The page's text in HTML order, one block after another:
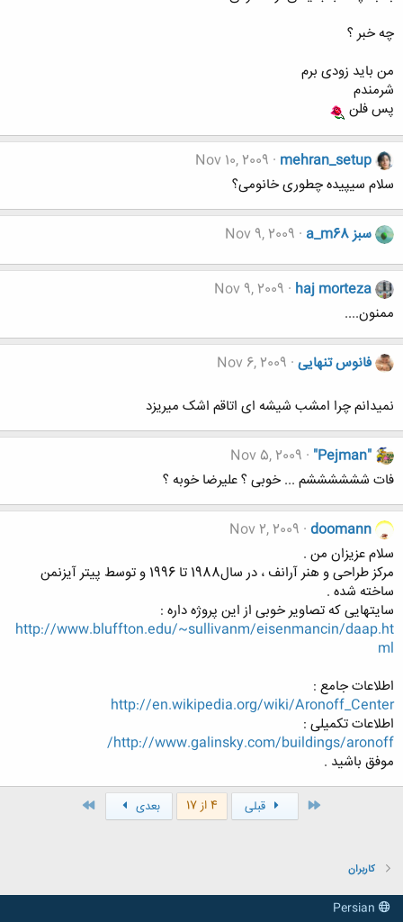
چه خبر ؟
من باید زودی برم
شرمندم
پس فلن
mehran_setup
Nov 10, 2009
سلام سیپیده چطوری خانومی؟
a_m68 سبز Nov 9, 2009
haj morteza
Nov 9, 2009
ممنون....
فانوس تنهایی Nov 6, 2009
نمیدانم چرا امشب شیشه ای اتاقم اشک میریزد
"Pejman"
Nov 5, 2009
فات ششششششم ... خوبی ؟ علیرضا خوبه ؟
doomann
Nov 2, 2009
سلام عزیزان من .
مرکز طراحی و هنر آرانف ، در سال1988 تا 1996 و توسط پیتر آیزنمن
ساخته شده .
سایتهایی که تصاویر خوبی از این پروژه داره :
http://www.bluffton.edu/~sullivanm/eisenmancin/daap.ht
ml
اطلاعات جامع :
http://en.wikipedia.org/wiki/Aronoff_Center
اطلاعات تکمیلی :
http://www.galinsky.com/buildings/aronoff/
موفق باشید .
اول قبلی 4 از 17 بعدی
کاربران